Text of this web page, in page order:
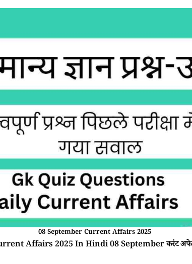
08 September Current Affairs 2025
Affairs 2025 In Hindi 08 September करंट